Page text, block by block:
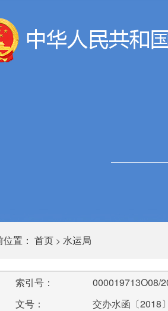
置： 首页 > 水运局
索引号：
000019713O08/
文号：
交办水函〔2018